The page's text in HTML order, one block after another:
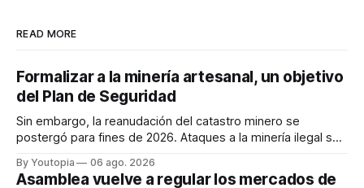
READ MORE
Formalizar a la minería artesanal, un objetivo
del Plan de Seguridad
Sin embargo, la reanudación del catastro minero se
postergó para fines de 2026. Ataques a la minería ilegal se
By Youtopia 06 ago. 2026
Asamblea vuelve a regular los mercados de